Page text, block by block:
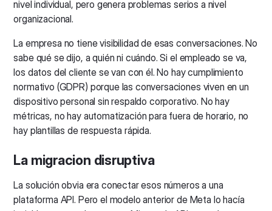
nivel individual, pero genera problemas serios a nivel
organizacional.
La empresa no tiene visibilidad de esas conversaciones. No
sabe qué se dijo, a quién ni cuándo. Si el empleado se va,
los datos del cliente se van con él. No hay cumplimiento
normativo (GDPR) porque las conversaciones viven en un
dispositivo personal sin respaldo corporativo. No hay
métricas, no hay automatización para fuera de horario, no
hay plantillas de respuesta rápida.
La migracion disruptiva
La solución obvia era conectar esos números a una
plataforma API. Pero el modelo anterior de Meta lo hacía